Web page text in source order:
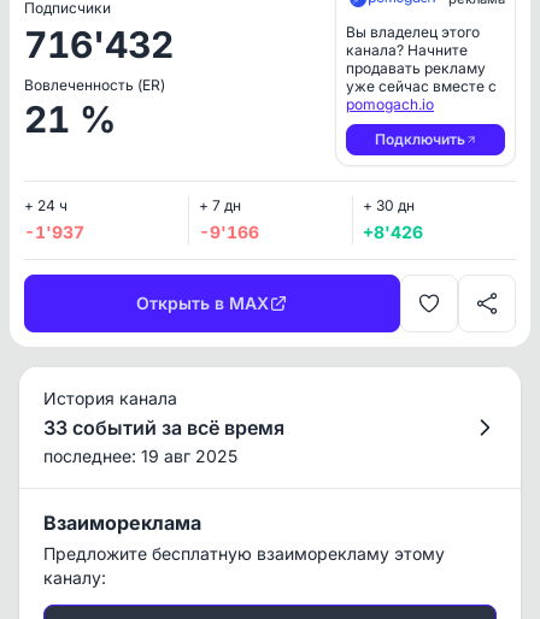
Подписчики
716'432
Вовлеченность (ER)
21 %
Вы владелец этого
канала? Начните
продавать рекламу
уже сейчас вместе с
pomogach.io
Подключить
+ 24 ч
-1'937
+ 7 дн
-9'166
+ 30 дн
+8'426
Открыть в MAX
История канала
33 событий за всё время
последнее: 19 авг 2025
Взаимореклама
Предложите бесплатную взаиморекламу этому
каналу: